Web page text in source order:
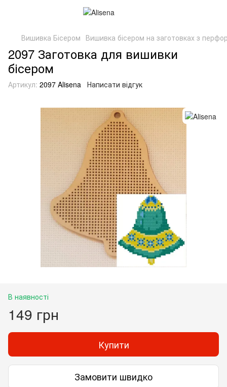
Вишивка Бісером Вишивка бісером на заготовках з
2097 Заготовка для вишивки
бісером
Артикул: 2097 Alisena Написати відгук
В наявності
149 грн
Купити
Замовити швидко